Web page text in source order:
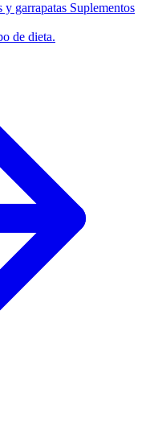
y garrapatas Suplementos
de dieta.